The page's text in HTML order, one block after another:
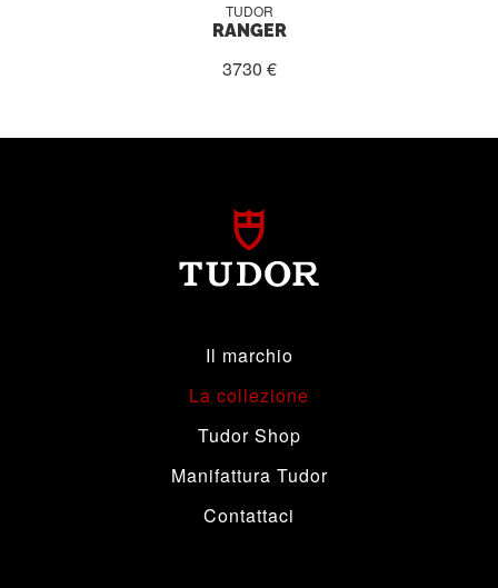
TUDOR
RANGER
3730 €
Il marchio
La collezione
Tudor Shop
Manifattura Tudor
Contattaci